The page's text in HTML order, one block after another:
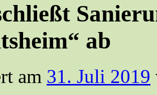
ab
am 31. Juli 2019